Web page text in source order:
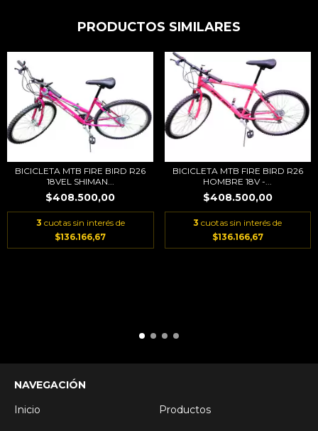
PRODUCTOS SIMILARES
BICICLETA MTB FIRE BIRD R26
18VEL SHIMAN...
$408.500,00
3 cuotas sin interés de
$136.166,67
BICICLETA MTB FIRE BIRD R26
HOMBRE 18V -...
$408.500,00
3 cuotas sin interés de
$136.166,67
NAVEGACIÓN
Inicio
Productos